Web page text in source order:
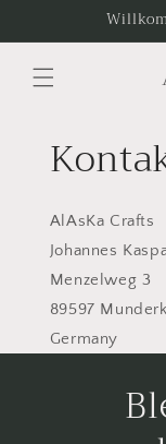
Inhalt
AlAsKa Crafts
Johannes
Menzelweg 3
89597
Germany